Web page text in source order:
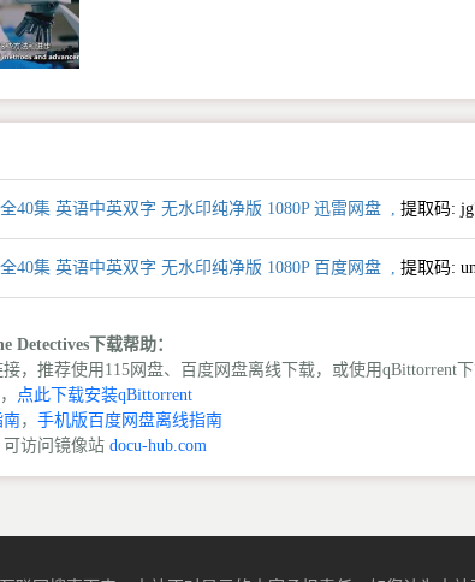
40集 英语中英双字 无水印纯净版 1080P 迅雷网盘 , 提取码:
40集 英语中英双字 无水印纯净版 1080P 百度网盘 , 提取码:
Detectives下载帮助：
，推荐使用115网盘、百度网盘离线下载，或使用qBittorrent
， 点此下载安装qBittorrent
南， 手机版百度网盘离线指南
访问镜像站 docu-hub.com